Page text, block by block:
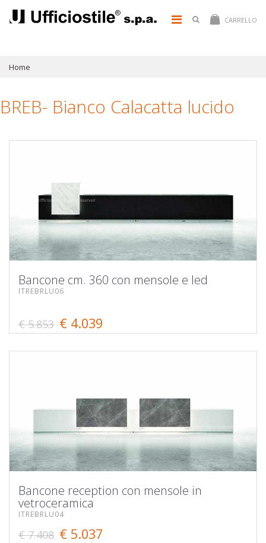
CARRELLO
Home
BREB- Bianco Calacatta lucido
Bancone cm. 360 con mensole e led
ITREBRLU06
€ 5.853 € 4.039
Bancone reception con mensole in
vetroceramica
ITREBRLU04
€ 7.408 € 5.037